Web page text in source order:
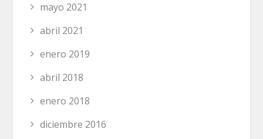
mayo 2021
abril 2021
enero 2019
abril 2018
enero 2018
diciembre 2016